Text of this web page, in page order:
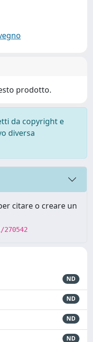
prodotto.
da copyright e
diversa
citare o creare un
ND
ND
ND
ND